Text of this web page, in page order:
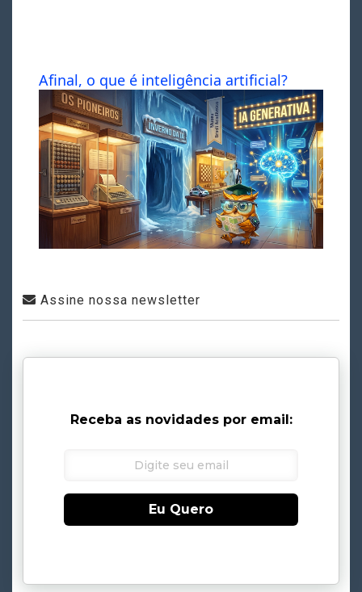
Afinal, o que é inteligência artificial?
Assine nossa newsletter
Receba as novidades por email:
Eu Quero